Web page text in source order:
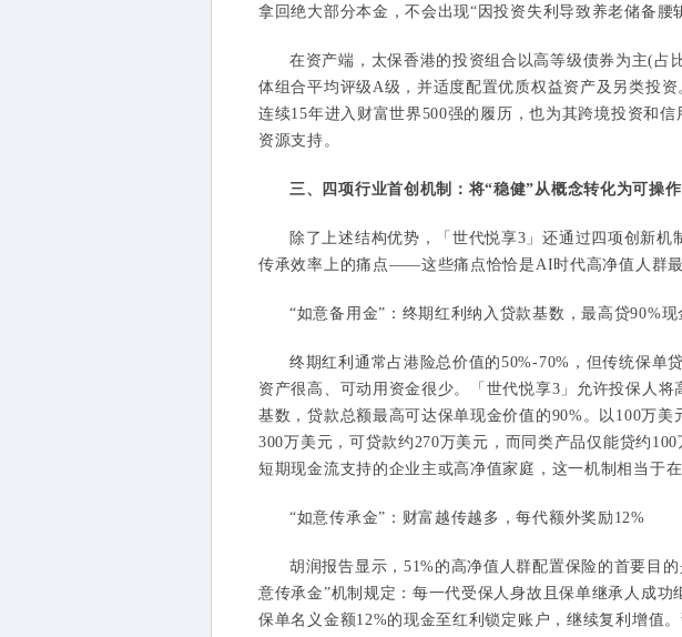
拿回绝大部分本金，不会出现“因投资失利导致养老储备腰
在资产端，太保香港的投资组合以高等级债券为主(占
体组合平均评级A级，并适度配置优质权益资产及另类投资
连续15年进入财富世界500强的履历，也为其跨境投资和
资源支持。
三、四项行业首创机制：将“稳健”从概念转化为可操
除了上述结构优势，「世代悦享3」还通过四项创新机
传承效率上的痛点——这些痛点恰恰是AI时代高净值人群最
“如意备用金”：终期红利纳入贷款基数，最高贷90%现
终期红利通常占港险总价值的50%-70%，但传统保单
资产很高、可动用资金很少。「世代悦享3」允许投保人
基数，贷款总额最高可达保单现金价值的90%。以100万
300万美元，可贷款约270万美元，而同类产品仅能贷约
短期现金流支持的企业主或高净值家庭，这一机制相当于
“如意传承金”：财富越传越多，每代额外奖励12%
胡润报告显示，51%的高净值人群配置保险的首要目
意传承金”机制规定：每一代受保人身故且保单继承人成
保单名义金额12%的现金至红利锁定账户，继续复利增值